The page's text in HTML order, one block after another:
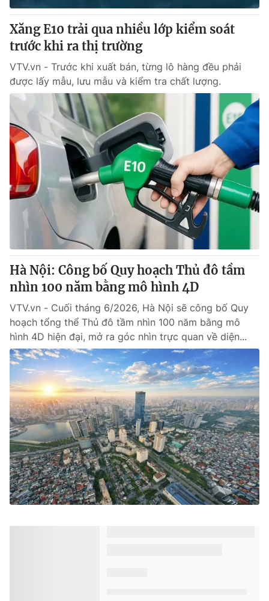
Xăng E10 trải qua nhiều lớp kiểm soát
trước khi ra thị trường
VTV.vn - Trước khi xuất bán, từng lô hàng đều phải
được lấy mẫu, lưu mẫu và kiểm tra chất lượng.
Hà Nội: Công bố Quy hoạch Thủ đô tầm
nhìn 100 năm bằng mô hình 4D
VTV.vn - Cuối tháng 6/2026, Hà Nội sẽ công bố Quy
hoạch tổng thể Thủ đô tầm nhìn 100 năm bằng mô
hình 4D hiện đại, mở ra góc nhìn trực quan về diện...
Tăng trưởng trong cạnh tranh - Tối ưu